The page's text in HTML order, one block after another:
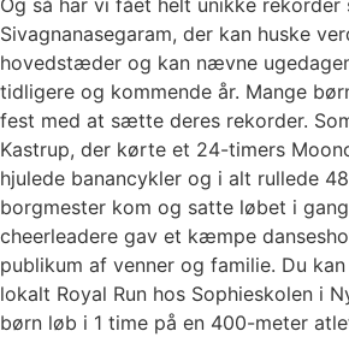
Sivagnanasegaram, der kan huske
hovedstæder og kan nævne
tidligere og kommende år. Mange
fest med at sætte deres rekorder.
Kastrup, der kørte et 24-timers
hjulede banancykler og i alt rullede
borgmester kom og satte løbet i gang,
cheerleadere gav et kæmpe
publikum af venner og familie. Du
lokalt Royal Run hos Sophieskolen i
børn løb i 1 time på en 400-meter